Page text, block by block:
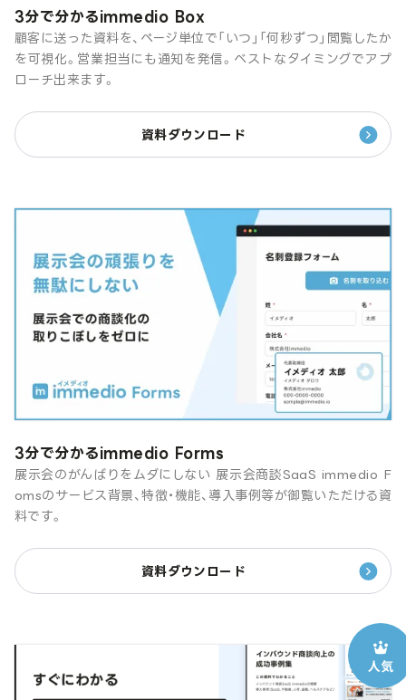
3分で分かるimmedio Box
顧客に送った資料を、ページ単位で「いつ」「何秒ずつ」閲覧したか
を可視化。営業担当にも通知を発信。ベストなタイミングでアプ
ローチ出来ます。
資料ダウンロード
3分で分かるimmedio Forms
展示会のがんばりをムダにしない 展示会商談SaaS immedio F
omsのサービス背景、特徴・機能、導入事例等が御覧いただける資
料です。
資料ダウンロード